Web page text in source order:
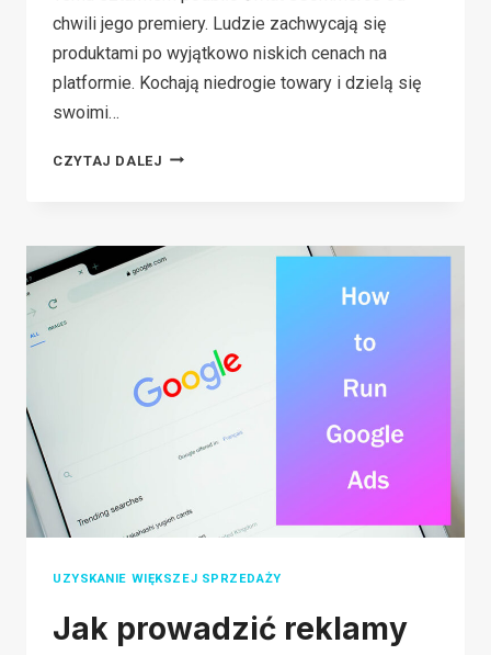
chwili jego premiery. Ludzie zachwycają się
produktami po wyjątkowo niskich cenach na
platformie. Kochają niedrogie towary i dzielą się
swoimi…
CZYTAJ DALEJ IS
THE
KNOW
BEFORE
UZYSKANIE WIĘKSZEJ SPRZEDAŻY
Jak prowadzić reklamy